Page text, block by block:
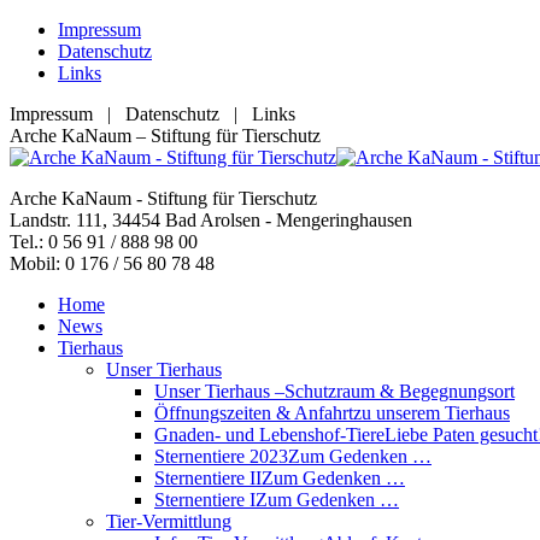
Zum
Inhalt
springen
Impressum
Datenschutz
Links
Impressum | Datenschutz | Links
Facebook
page
in
new
window
YouTube
page
in
new
window
RSS
page
in
new
window
E-
Mail
opens
in
new
window
Arche KaNaum – Stiftung für Tierschutz
Arche KaNaum - Stiftung für Tierschutz
Landstr. 111, 34454 Bad Arolsen - Mengeringhausen
Tel.: 0 56 91 / 888 98 00
Mobil: 0 176 / 56 80 78 48
Home
News
Tierhaus
Unser Tierhaus
Unser Tierhaus –Schutzraum & Begegnungsort
Öffnungszeiten & Anfahrtzu unserem Tierhaus
Gnaden- und Lebenshof-TiereLiebe Paten
Sternentiere 2023Zum Gedenken …
Sternentiere IIZum Gedenken …
Sternentiere IZum Gedenken …
Tier-Vermittlung